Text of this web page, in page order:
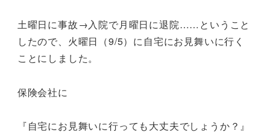
土曜日に事故→入院で月曜日に退院……ということ
したので、火曜日（9/5）に自宅にお見舞いに行く
ことにしました。
保険会社に
『自宅にお見舞いに行っても大丈夫でしょうか？』